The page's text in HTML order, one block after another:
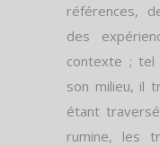
références,
des
contexte ;
son milieu, il
étant
rumine, les